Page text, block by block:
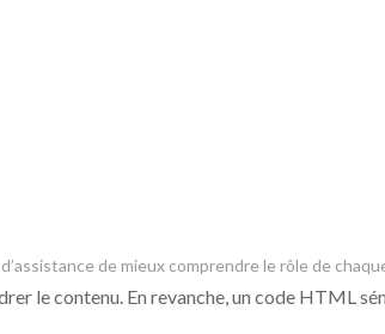
de mieux comprendre le rôle de
le contenu. En revanche, un code HTML